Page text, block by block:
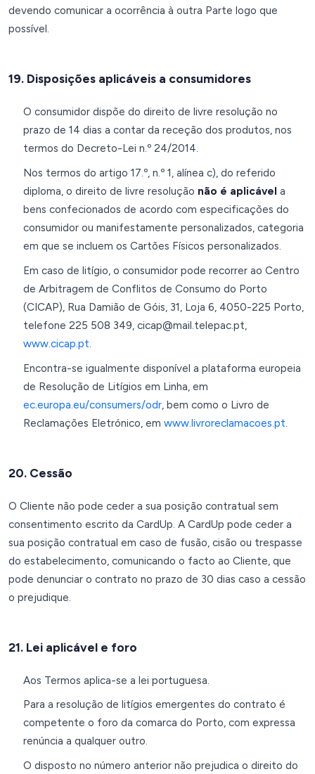
devendo comunicar a ocorrência à outra Parte logo que
possível.
19. Disposições aplicáveis a consumidores
O consumidor dispõe do direito de livre resolução no
prazo de 14 dias a contar da receção dos produtos, nos
termos do Decreto-Lei n.º 24/2014.
Nos termos do artigo 17.º, n.º 1, alínea c), do referido
diploma, o direito de livre resolução não é aplicável a
bens confecionados de acordo com especificações do
consumidor ou manifestamente personalizados, categoria
em que se incluem os Cartões Físicos personalizados.
Em caso de litígio, o consumidor pode recorrer ao Centro
de Arbitragem de Conflitos de Consumo do Porto
(CICAP), Rua Damião de Góis, 31, Loja 6, 4050-225 Porto,
telefone 225 508 349, cicap@mail.telepac.pt,
www.cicap.pt.
Encontra-se igualmente disponível a plataforma europeia
de Resolução de Litígios em Linha, em
ec.europa.eu/consumers/odr, bem como o Livro de
Reclamações Eletrónico, em www.livroreclamacoes.pt.
20. Cessão
O Cliente não pode ceder a sua posição contratual sem
consentimento escrito da CardUp. A CardUp pode ceder a
sua posição contratual em caso de fusão, cisão ou trespasse
do estabelecimento, comunicando o facto ao Cliente, que
pode denunciar o contrato no prazo de 30 dias caso a cessão
o prejudique.
21. Lei aplicável e foro
Aos Termos aplica-se a lei portuguesa.
Para a resolução de litígios emergentes do contrato é
competente o foro da comarca do Porto, com expressa
renúncia a qualquer outro.
O disposto no número anterior não prejudica o direito do